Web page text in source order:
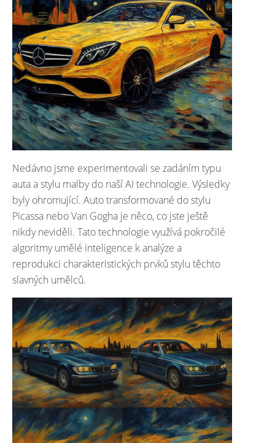
Nedávno jsme experimentovali se zadáním typu
auta a stylu malby do naší AI technologie. Výsledky
byly ohromující. Auto transformované do stylu
Picassa nebo Van Gogha je něco, co jste ještě
nikdy neviděli. Tato technologie využívá pokročilé
algoritmy umělé inteligence k analýze a
reprodukci charakteristických prvků stylu těchto
slavných umělců.